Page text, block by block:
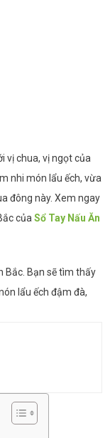
vị chua, vị ngọt của
nhi món lẩu ếch, vừa
đông này. Xem ngay
củaSổ Tay Nấu Ăn
Bắc. Bạn sẽ tìm thấy
lẩu ếch đậm đà,